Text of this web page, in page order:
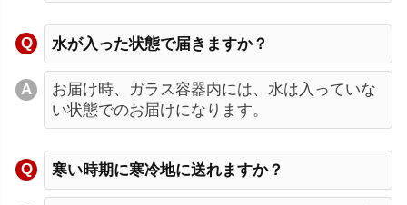
水が入った状態で届きますか？
お届け時、ガラス容器内には、水は入っていな
い状態でのお届けになります。
寒い時期に寒冷地に送れますか？